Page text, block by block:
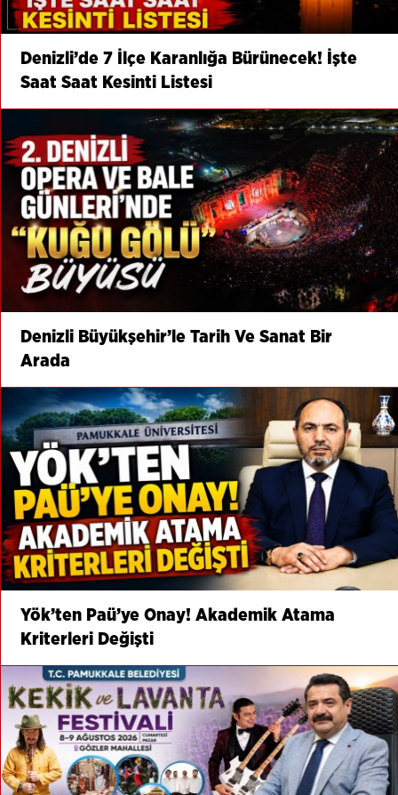
Denizli’de 7 İlçe Karanlığa Bürünecek! İşte
Saat Saat Kesinti Listesi
Denizli Büyükşehir’le Tarih Ve Sanat Bir
Arada
Yök’ten Paü’ye Onay! Akademik Atama
Kriterleri Değişti